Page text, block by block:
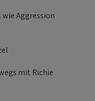
Aggression
mit Richie